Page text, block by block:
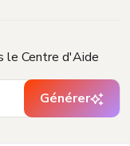
le Centre d'Aide
Générer